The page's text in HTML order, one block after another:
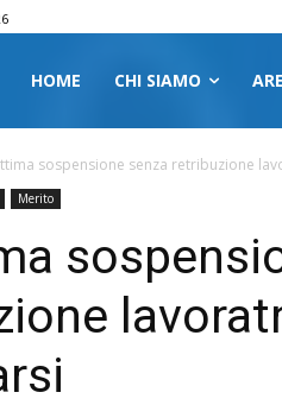
HOME CHI SIAMO
sospensione senza retribuzione
Merito